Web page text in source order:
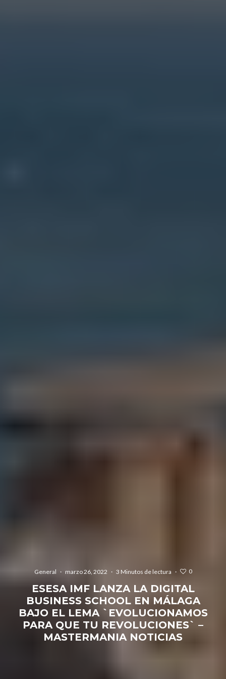
General · marzo 26, 2022 · 3 Minutos de lectura · 0
ESESA IMF LANZA LA DIGITAL
BUSINESS SCHOOL EN MÁLAGA
BAJO EL LEMA `EVOLUCIONAMOS
PARA QUE TU REVOLUCIONES` –
MASTERMANIA NOTICIAS